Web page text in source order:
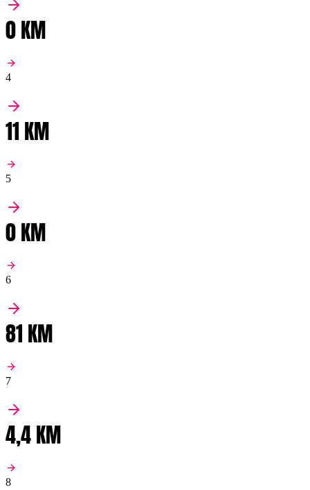
0 KM
4
11 KM
5
0 KM
6
81 KM
7
4,4 KM
8